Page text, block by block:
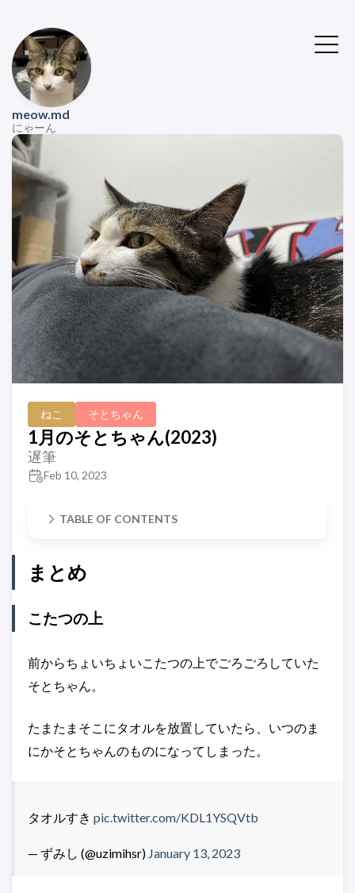
meow.md
にゃーん
ねこ そとちゃん
1月のそとちゃん(2023)
遅筆
Feb 10, 2023
TABLE OF CONTENTS
まとめ
こたつの上
前からちょいちょいこたつの上でごろごろしていた
そとちゃん。
たまたまそこにタオルを放置していたら、いつのま
にかそとちゃんのものになってしまった。
タオルすき pic.twitter.com/KDL1YSQVtb
— ずみし (@uzimihsr) January 13, 2023